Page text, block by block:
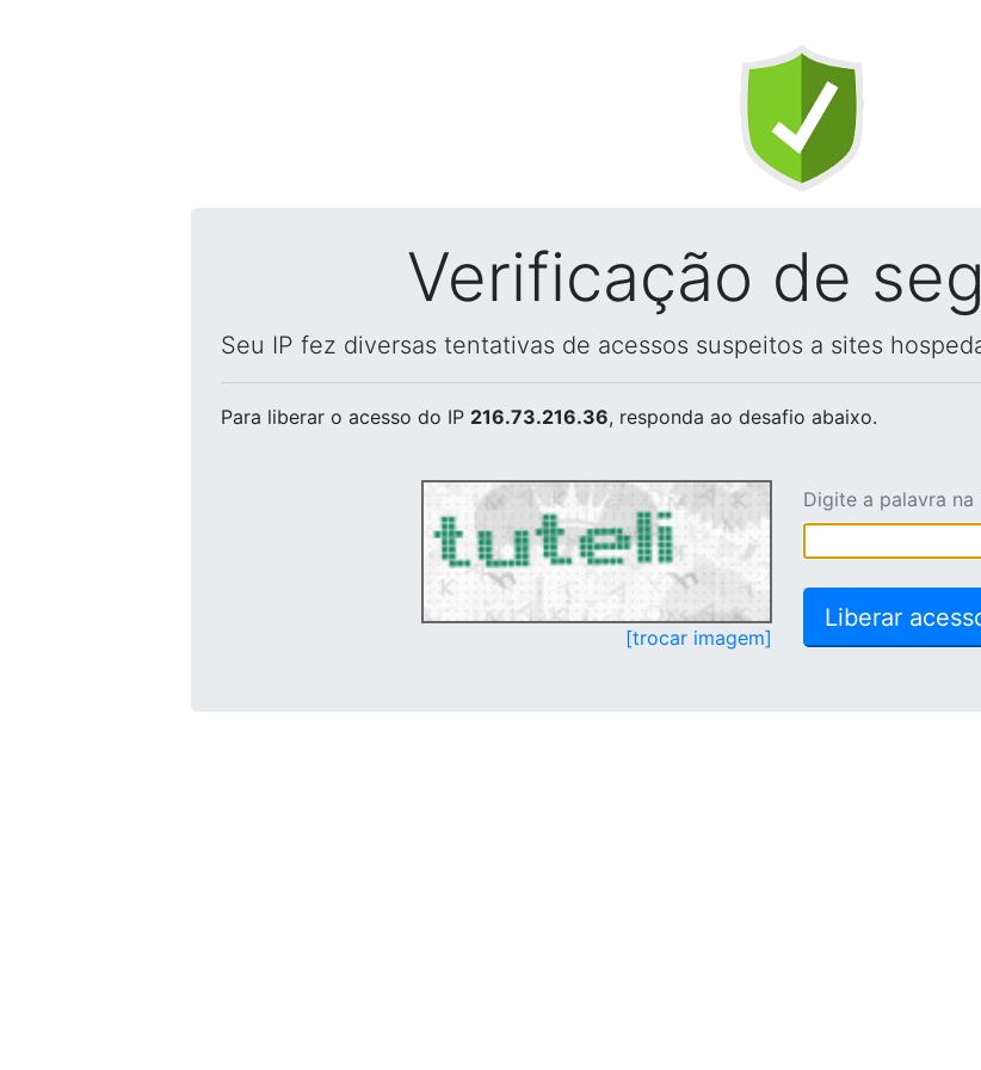
Verificação de
Seu IP fez diversas tentativas de acessos suspeitos a sites
Para liberar o acesso do IP 216.73.216.36, responda ao desafio abaixo.
[trocar imagem]
Digite a palavra